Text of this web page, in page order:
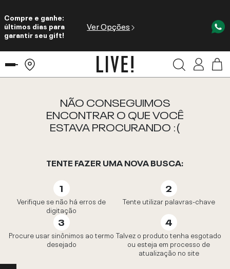
Compre e ganhe:
últimos dias para
garantir seu gift!
Ver Opções
NÃO CONSEGUIMOS
ENCONTRAR O QUE VOCÊ
ESTAVA PROCURANDO :(
TENTE FAZER UMA NOVA BUSCA:
Verifique se não há erros de
digitação
Tente utilizar palavras-chave
Procure usar sinônimos ao termo
desejado
Talvez o produto tenha esgotado
ou esteja em processo de
atualização no site